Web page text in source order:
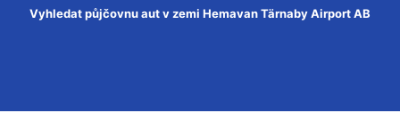
Vyhledat půjčovnu aut v zemi Hemavan Tärnaby Airport AB